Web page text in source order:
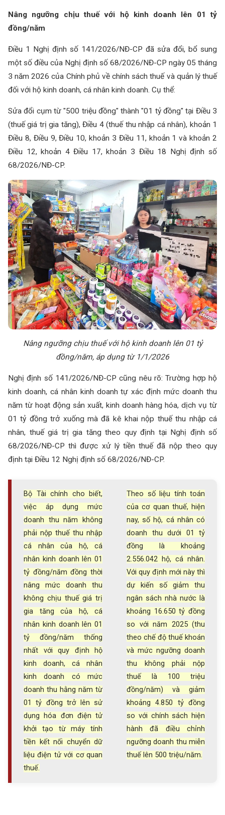
Nâng ngưỡng chịu thuế với hộ kinh doanh lên 01 tỷ
đồng/năm
Điều 1 Nghị định số 141/2026/NĐ-CP đã sửa đổi, bổ sung
một số điều của Nghị định số 68/2026/NĐ-CP ngày 05 tháng
3 năm 2026 của Chính phủ về chính sách thuế và quản lý thuế
đối với hộ kinh doanh, cá nhân kinh doanh. Cụ thể:
Sửa đổi cụm từ "500 triệu đồng" thành "01 tỷ đồng" tại Điều 3
(thuế giá trị gia tăng), Điều 4 (thuế thu nhập cá nhân), khoản 1
Điều 8, Điều 9, Điều 10, khoản 3 Điều 11, khoản 1 và khoản 2
Điều 12, khoản 4 Điều 17, khoản 3 Điều 18 Nghị định số
68/2026/NĐ-CP.
Nâng ngưỡng chịu thuế với hộ kinh doanh lên 01 tỷ
đồng/năm, áp dụng từ 1/1/2026
Nghị định số 141/2026/NĐ-CP cũng nêu rõ: Trường hợp hộ
kinh doanh, cá nhân kinh doanh tự xác định mức doanh thu
năm từ hoạt động sản xuất, kinh doanh hàng hóa, dịch vụ từ
01 tỷ đồng trở xuống mà đã kê khai nộp thuế thu nhập cá
nhân, thuế giá trị gia tăng theo quy định tại Nghị định số
68/2026/NĐ-CP thì được xử lý tiền thuế đã nộp theo quy
định tại Điều 12 Nghị định số 68/2026/NĐ-CP.
Bộ Tài chính cho biết,
việc áp dụng mức
doanh thu năm không
phải nộp thuế thu nhập
cá nhân của hộ, cá
nhân kinh doanh lên 01
tỷ đồng/năm đồng thời
nâng mức doanh thu
không chịu thuế giá trị
gia tăng của hộ, cá
nhân kinh doanh lên 01
tỷ đồng/năm thống
nhất với quy định hộ
kinh doanh, cá nhân
kinh doanh có mức
doanh thu hằng năm từ
01 tỷ đồng trở lên sử
dụng hóa đơn điện tử
khởi tạo từ máy tính
tiền kết nối chuyển dữ
liệu điện tử với cơ quan
thuế.
Theo số liệu tính toán
của cơ quan thuế, hiện
nay, số hộ, cá nhân có
doanh thu dưới 01 tỷ
đồng là khoảng
2.556.042 hộ, cá nhân.
Với quy định mới này thì
dự kiến số giảm thu
ngân sách nhà nước là
khoảng 16.650 tỷ đồng
so với năm 2025 (thu
theo chế độ thuế khoán
và mức ngưỡng doanh
thu không phải nộp
thuế là 100 triệu
đồng/năm) và giảm
khoảng 4.850 tỷ đồng
so với chính sách hiện
hành đã điều chỉnh
ngưỡng doanh thu miễn
thuế lên 500 triệu/năm.